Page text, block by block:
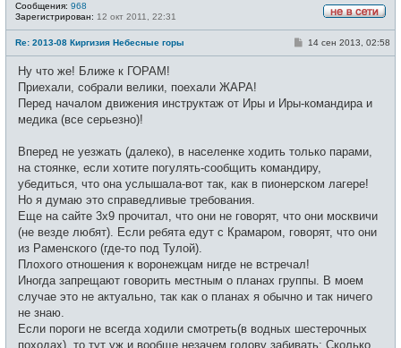
в
с
Сообщения: 968
Зарегистрирован: 12 окт 2011, 22:31
Re: 2013-08 Киргизия Небесные горы
С
н
14 сен 2013, 02:58
Ну что же! Ближе к ГОРАМ!
Приехали, собрали велики, поехали ЖАРА!
Перед началом движения инструктаж от Иры и Иры-командира и
медика (все серьезно)!
Вперед не уезжать (далеко), в населенке ходить только парами,
на стоянке, если хотите погулять-сообщить командиру,
убедиться, что она услышала-вот так, как в пионерском лагере!
Но я думаю это справедливые требования.
Еще на сайте 3х9 прочитал, что они не говорят, что они москвичи
(не везде любят). Если ребята едут с Крамаром, говорят, что они
из Раменского (где-то под Тулой).
Плохого отношения к воронежцам нигде не встречал!
Иногда запрещают говорить местным о планах группы. В моем
случае это не актуально, так как о планах я обычно и так ничего
не знаю.
Если пороги не всегда ходили смотреть(в водных шестерочных
походах), то тут уж и вообще незачем голову забивать: Сколько